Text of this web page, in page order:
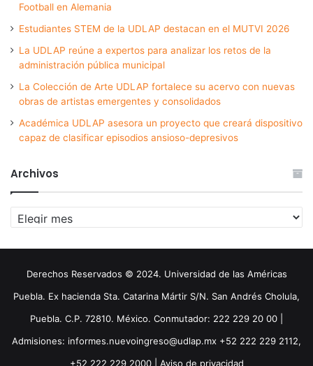
Football en Alemania
Estudiantes STEM de la UDLAP destacan en el MUTVI 2026
La UDLAP reúne a expertos para analizar los retos de la
administración pública municipal
La Colección de Arte UDLAP fortalece su acervo con nuevas
obras de artistas emergentes y consolidados
Académica UDLAP asesora un proyecto que creará dispositivo
capaz de clasificar episodios ansioso-depresivos
Archivos
Archivos
Derechos Reservados © 2024. Universidad de las Américas
Puebla. Ex hacienda Sta. Catarina Mártir S/N. San Andrés Cholula,
Puebla. C.P. 72810. México. Conmutador: 222 229 20 00 |
Admisiones: informes.nuevoingreso@udlap.mx +52 222 229 2112,
+52 222 229 2000 | Aviso de privacidad